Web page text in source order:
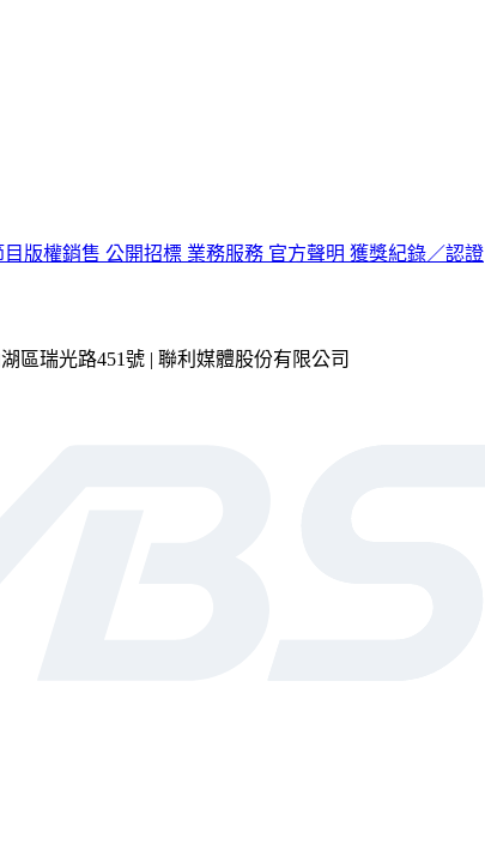
目版權銷售 公開招標 業務服務 官方聲明 獲獎紀錄／認證
區瑞光路451號 | 聯利媒體股份有限公司